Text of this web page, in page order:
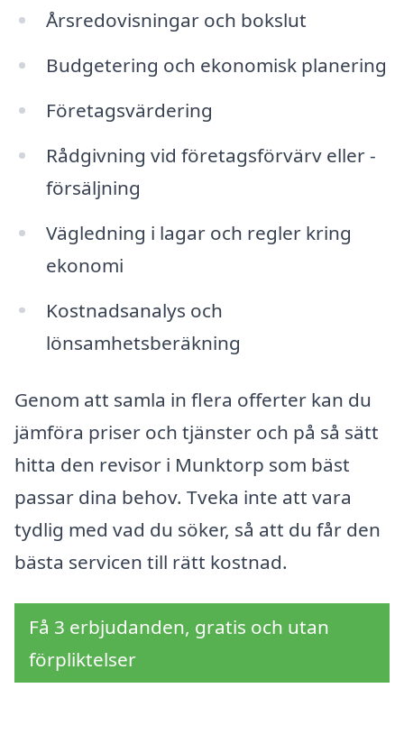
Årsredovisningar och bokslut
Budgetering och ekonomisk planering
Företagsvärdering
Rådgivning vid företagsförvärv eller -
försäljning
Vägledning i lagar och regler kring
ekonomi
Kostnadsanalys och
lönsamhetsberäkning
Genom att samla in flera offerter kan du
jämföra priser och tjänster och på så sätt
hitta den revisor i Munktorp som bäst
passar dina behov. Tveka inte att vara
tydlig med vad du söker, så att du får den
bästa servicen till rätt kostnad.
Få 3 erbjudanden, gratis och utan
förpliktelser